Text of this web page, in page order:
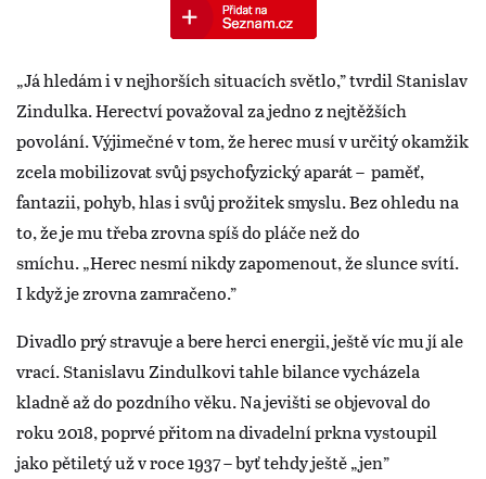
„Já hledám i v nejhorších situacích světlo,” tvrdil Stanislav
Zindulka. Herectví považoval za jedno z nejtěžších
povolání. Výjimečné v tom, že herec musí v určitý okamžik
zcela mobilizovat svůj psychofyzický aparát – paměť,
fantazii, pohyb, hlas i svůj prožitek smyslu. Bez ohledu na
to, že je mu třeba zrovna spíš do pláče než do
smíchu. „Herec nesmí nikdy zapomenout, že slunce svítí.
I když je zrovna zamračeno.”
Divadlo prý stravuje a bere herci energii, ještě víc mu jí ale
vrací. Stanislavu Zindulkovi tahle bilance vycházela
kladně až do pozdního věku. Na jevišti se objevoval do
roku 2018, poprvé přitom na divadelní prkna vystoupil
jako pětiletý už v roce 1937 – byť tehdy ještě „jen”